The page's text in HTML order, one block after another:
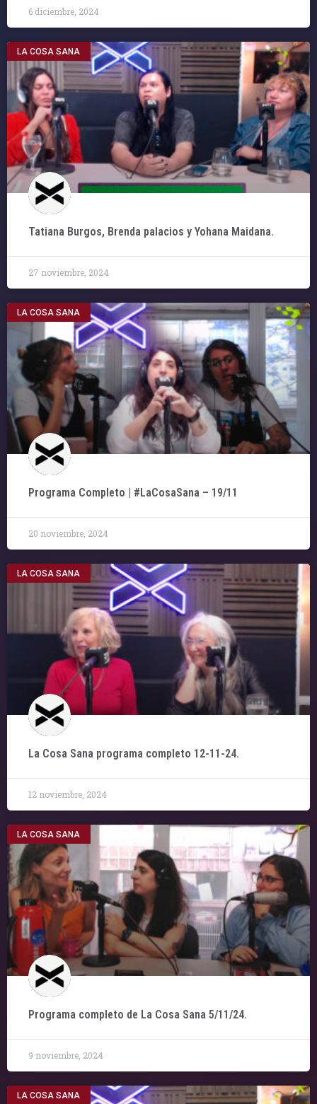
6 diciembre, 2024
LA COSA SANA
Tatiana Burgos, Brenda palacios y Yohana Maidana.
27 noviembre, 2024
LA COSA SANA
Programa Completo | #LaCosaSana – 19/11
20 noviembre, 2024
LA COSA SANA
La Cosa Sana programa completo 12-11-24.
12 noviembre, 2024
LA COSA SANA
Programa completo de La Cosa Sana 5/11/24.
9 noviembre, 2024
LA COSA SANA